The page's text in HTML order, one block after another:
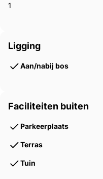
1
Ligging
Aan/nabij bos
Faciliteiten buiten
Parkeerplaats
Terras
Tuin